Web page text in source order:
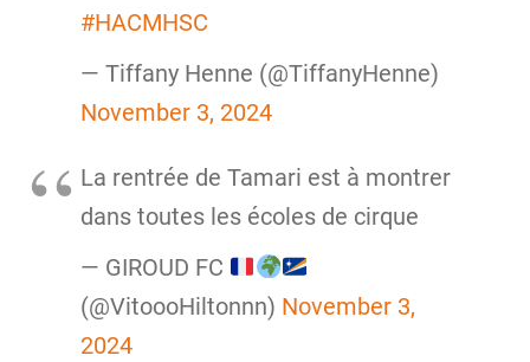
#HACMHSC
— Tiffany Henne (@TiffanyHenne)
November 3, 2024
La rentrée de Tamari est à montrer
dans toutes les écoles de cirque
— GIROUD FC
(@VitoooHiltonnn) November 3,
2024